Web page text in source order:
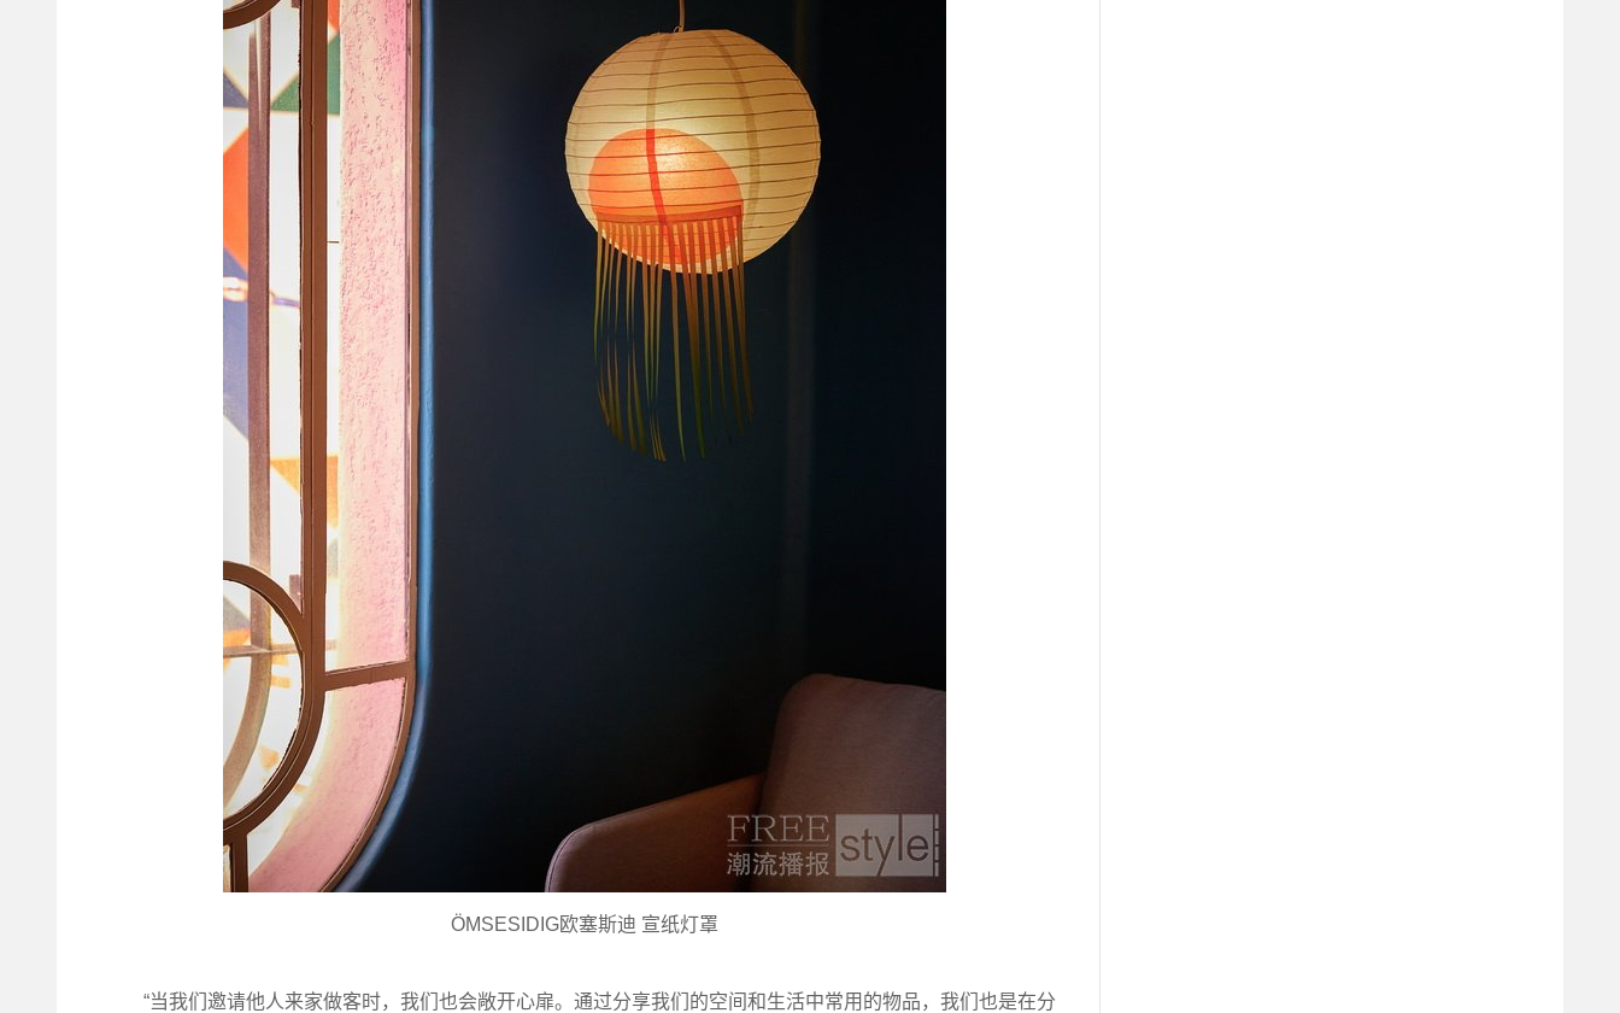
ÖMSESIDIG欧塞斯迪 宣纸灯罩
“当我们邀请他人来家做客时，我们也会敞开心扉。通过分享我们的空间和生活中常用的物品，我们也是在分